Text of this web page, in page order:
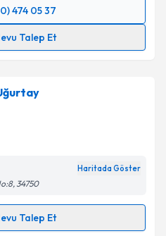
Gönder
474 05 37
Talep Et
posta ile bilgilendireceğiz.
ilişkin
kişisel verilerimin belirtilen
kabul ediyorum.
Haritada Göster
34750
Talep Et